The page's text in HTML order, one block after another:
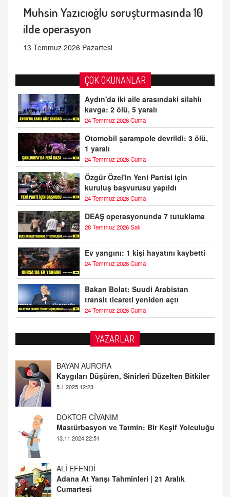
Muhsin Yazıcıoğlu soruşturmasında 10
ilde operasyon
13 Temmuz 2026 Pazartesi
ÇOK OKUNANLAR
Aydın'da iki aile arasındaki silahlı
kavga: 2 ölü, 5 yaralı
24 Temmuz 2026 Cuma
Otomobil şarampole devrildi: 3 ölü,
1 yaralı
24 Temmuz 2026 Cuma
Özgür Özel'in Yeni Partisi için
kuruluş başvurusu yapıldı
24 Temmuz 2026 Cuma
DEAŞ operasyonunda 7 tutuklama
28 Temmuz 2026 Salı
Ev yangını: 1 kişi hayatını kaybetti
24 Temmuz 2026 Cuma
Bakan Bolat: Suudi Arabistan
transit ticareti yeniden açtı
24 Temmuz 2026 Cuma
YAZARLAR
DOKTOR CİVANIM
Mastürbasyon ve Tatmin: Bir Keşif Yolculuğu
13.11.2024 22:51
ALİ EFENDİ
Adana At Yarışı Tahminleri | 21 Aralık
Cumartesi
TUTKUNUN PERİSİ
Sağlıklı Bir Cinsel Yaşam ile İlgili Bilinmesi
Gerekenler